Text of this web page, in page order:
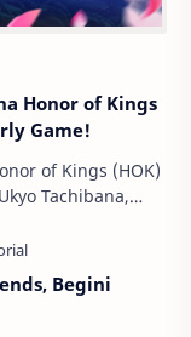
Honor of Kings
Game!
of Kings (HOK)
Tachibana,
Begini